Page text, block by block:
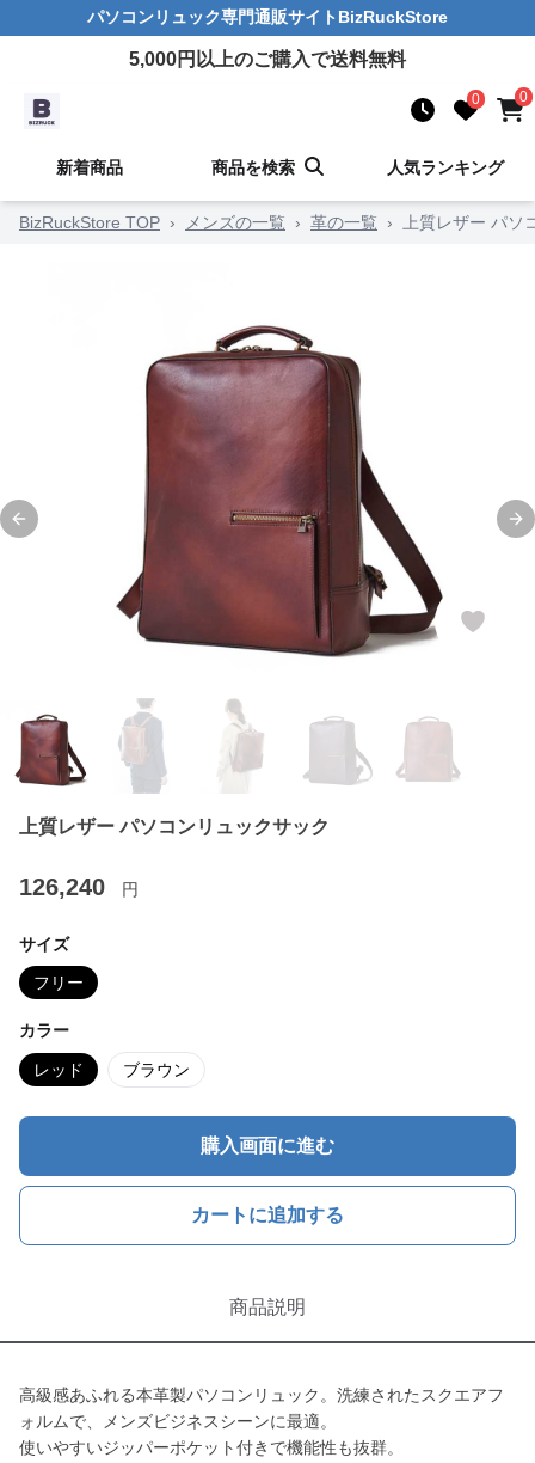
パソコンリュック専門通販サイト BizRuckStore
5,000円以上のご購入で送料無料
0 0
新着商品 商品を検索 人気ランキング
BizRuckStore TOP › メンズの一覧 › 革の一覧 › 上質レザー パソ
Previous slide
上質レザー パソコンリュックサック
126,240 円
サイズ
フリー
カラー
レッド ブラウン
購入画面に進む
カートに追加する
商品説明
高級感あふれる本革製パソコンリュック。洗練されたスクエアフ
ォルムで、メンズビジネスシーンに最適。
使いやすいジッパーポケット付きで機能性も抜群。